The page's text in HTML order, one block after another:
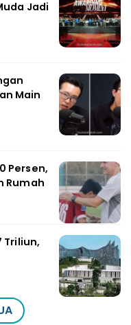
Jadi
Main
Persen,
Rumah
Triliun,